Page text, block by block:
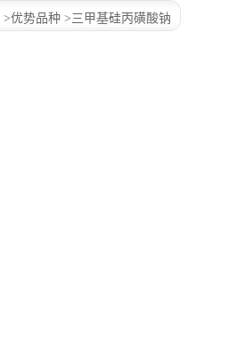
>优势品种 >三甲基硅丙磺酸钠